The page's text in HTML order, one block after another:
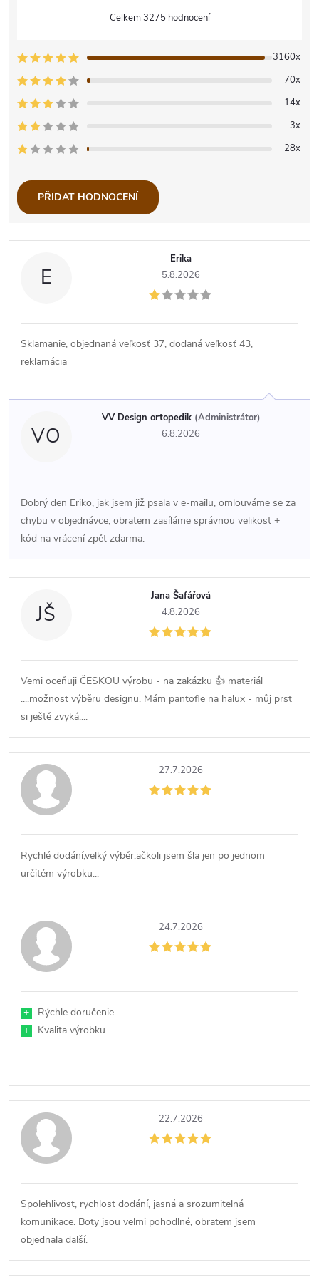
3275 hodnocení
3160x
70x
14x
3x
28x
PŘIDAT HODNOCENÍ
V
s
d
n
o
n
E
Erika
5.8.2026
Sklamanie, objednaná veľkosť 37, dodaná veľkosť 43,
reklamácia
VO
VV Design ortopedik (Administrátor)
6.8.2026
Dobrý den Eriko, jak jsem již psala v e-mailu, omlouváme se za
chybu v objednávce, obratem zasíláme správnou velikost +
kód na vrácení zpět zdarma.
JŠ
Jana Šafářová
4.8.2026
Vemi oceňuji ČESKOU výrobu - na zakázku 👍 materiál
....možnost výběru designu. Mám pantofle na halux - můj prst
si ještě zvyká....
27.7.2026
Rychlé dodání,velký výběr,ačkoli jsem šla jen po jednom
určitém výrobku...
24.7.2026
+
Rýchle doručenie
+
Kvalita výrobku
22.7.2026
Spolehlivost, rychlost dodání, jasná a srozumitelná
komunikace. Boty jsou velmi pohodlné, obratem jsem
objednala další.